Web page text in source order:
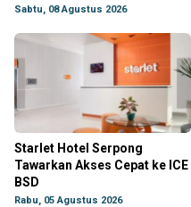
Sabtu, 08 Agustus 2026
Starlet Hotel Serpong
Tawarkan Akses Cepat ke ICE
BSD
Rabu, 05 Agustus 2026